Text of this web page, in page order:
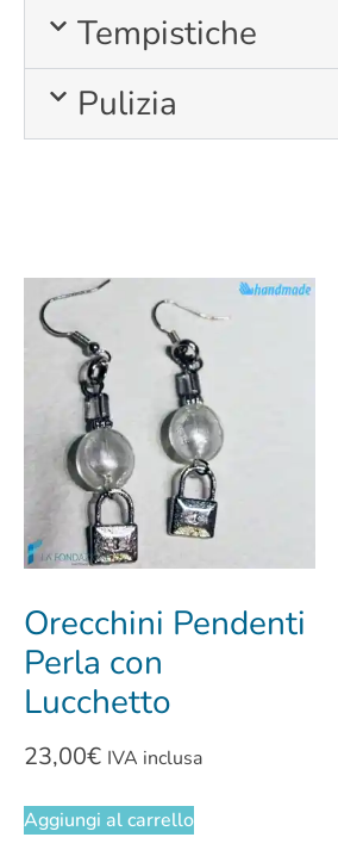
Tempistiche
Pulizia
Orecchini Pendenti
Perla con
Lucchetto
23,00€ IVA inclusa
Aggiungi al carrello